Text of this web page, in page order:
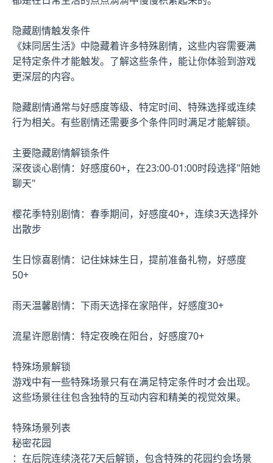
隐藏剧情触发条件
《妹同居生活》中隐藏着许多特殊剧情，这些内容需要满
足特定条件才能触发。了解这些条件，能让你体验到游戏
更深层的内容。
隐藏剧情通常与好感度等级、特定时间、特殊选择或连续
行为相关。有些剧情还需要多个条件同时满足才能解锁。
主要隐藏剧情解锁条件
深夜谈心剧情：好感度60+，在23:00-01:00时段选择"陪她
聊天"
樱花季特别剧情：春季期间，好感度40+，连续3天选择外
出散步
生日惊喜剧情：记住妹妹生日，提前准备礼物，好感度
50+
雨天温馨剧情：下雨天选择在家陪伴，好感度30+
流星许愿剧情：特定夜晚在阳台，好感度70+
特殊场景解锁
游戏中有一些特殊场景只有在满足特定条件时才会出现。
这些场景往往包含独特的互动内容和精美的视觉效果。
特殊场景列表
秘密花园
：在后院连续浇花7天后解锁，包含特殊的花园约会场景